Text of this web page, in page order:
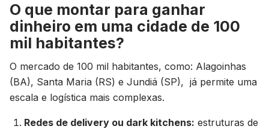
O que montar para ganhar
dinheiro em uma cidade de 100
mil habitantes?
O mercado de 100 mil habitantes, como: Alagoinhas
(BA), Santa Maria (RS) e Jundiá (SP), já permite uma
escala e logística mais complexas.
Redes de delivery ou dark kitchens: estruturas de